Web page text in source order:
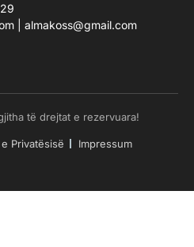
almakoss@gmail.com
të drejtat e rezervuara!
Privatësisë Impressum